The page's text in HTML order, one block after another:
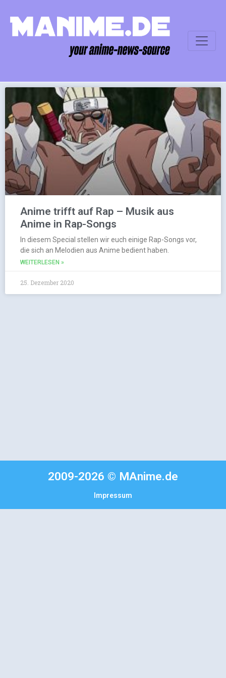
Anime trifft auf Rap – Musik aus
Anime in Rap-Songs
In diesem Special stellen wir euch einige Rap-Songs vor,
die sich an Melodien aus Anime bedient haben.
WEITERLESEN »
25. Dezember 2020
2009-2026 © MAnime.de
Impressum